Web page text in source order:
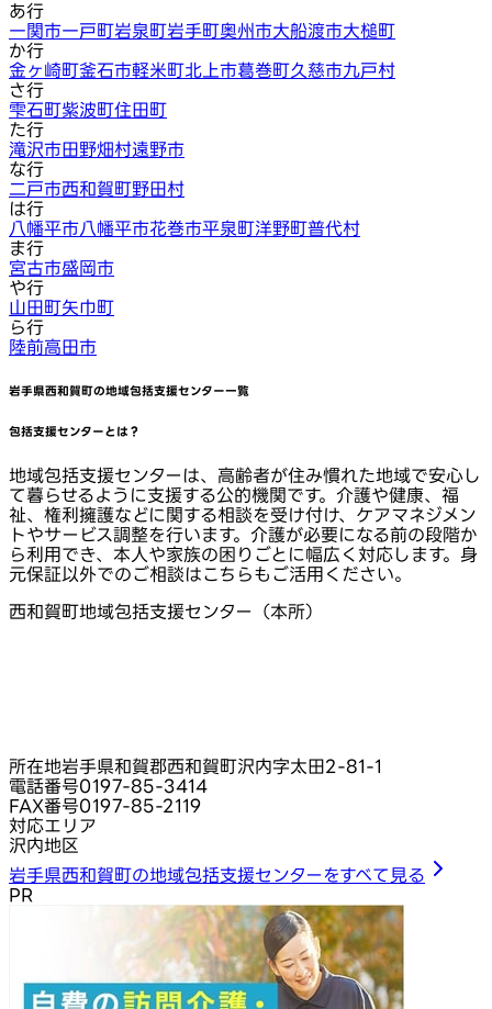
あ行
一関市一戸町岩泉町岩手町奥州市大船渡市大槌町
か行
金ヶ崎町釜石市軽米町北上市葛巻町久慈市九戸村
さ行
雫石町紫波町住田町
た行
滝沢市田野畑村遠野市
な行
二戸市西和賀町野田村
は行
八幡平市八幡平市花巻市平泉町洋野町普代村
ま行
宮古市盛岡市
や行
山田町矢巾町
ら行
陸前高田市
岩手県西和賀町の地域包括支援センター一覧
包括支援センターとは？
地域包括支援センターは、高齢者が住み慣れた地域で安心し
て暮らせるように支援する公的機関です。介護や健康、福
祉、権利擁護などに関する相談を受け付け、ケアマネジメン
トやサービス調整を行います。介護が必要になる前の段階か
ら利用でき、本人や家族の困りごとに幅広く対応します。身
元保証以外でのご相談はこちらもご活用ください。
西和賀町地域包括支援センター（本所）
所在地岩手県和賀郡西和賀町沢内字太田2-81-1
電話番号0197-85-3414
FAX番号0197-85-2119
対応エリア
沢内地区
岩手県西和賀町の地域包括支援センターをすべて見る
PR